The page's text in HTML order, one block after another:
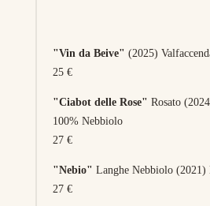
"Vin da Beive" (2025)
25 €
"Ciabot delle Rose" Rosato
100% Nebbiolo
27 €
"Nebio" Langhe Nebbiolo (2021)
27 €